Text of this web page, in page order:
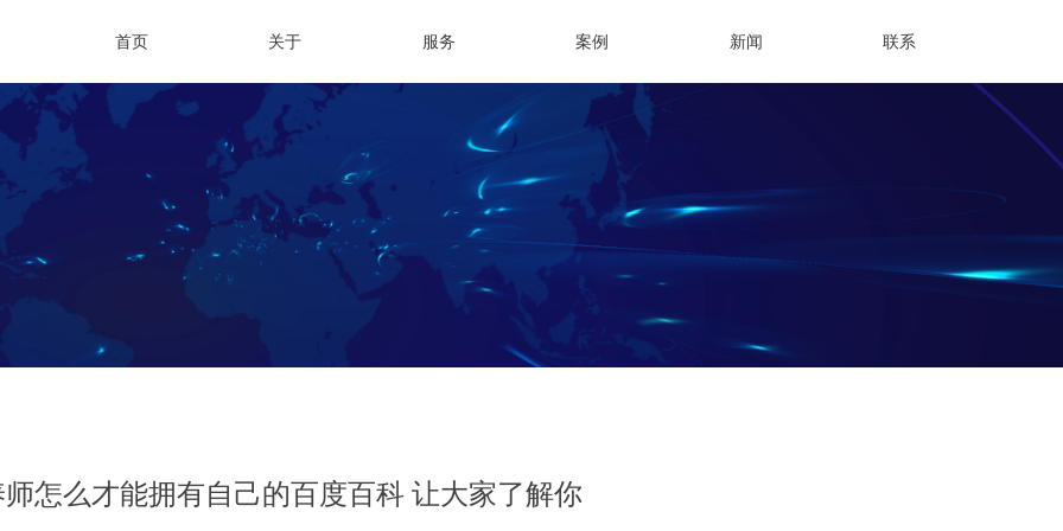
首页 关于 服务 案例 新闻 联系
怎么才能拥有自己的百度百科 让大家了解你